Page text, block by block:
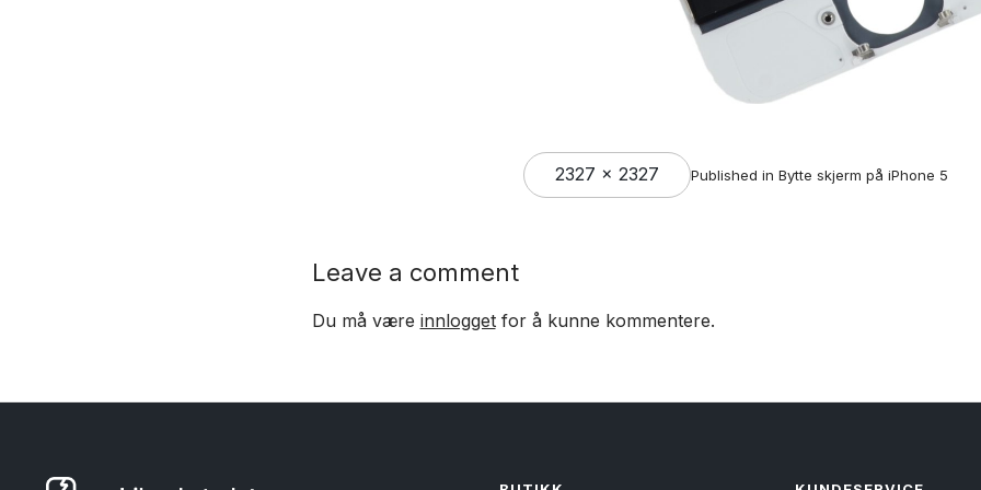
Full
size
2327 × 2327 Published in Bytte skjerm på iPhone 5
Leave a comment
Du må være innloggetfor å kunne kommentere.